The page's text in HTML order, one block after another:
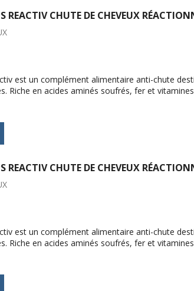
REACTIV CHUTE DE CHEVEUX
est un complément alimentaire anti-chute
Riche en acides aminés soufrés, fer et
REACTIV CHUTE DE CHEVEUX
est un complément alimentaire anti-chute
Riche en acides aminés soufrés, fer et